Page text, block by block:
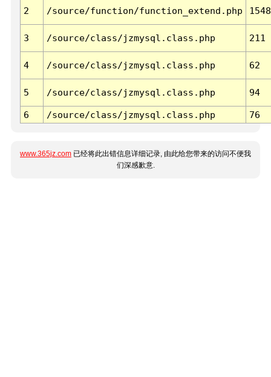
2 /source/function/function_extend.php 1548
3 /source/class/jzmysql.class.php 211
4 /source/class/jzmysql.class.php 62
5 /source/class/jzmysql.class.php 94
6 /source/class/jzmysql.class.php 76
www.365jz.com 已经将此出错信息详细记录, 由此给您带来的访问不便我
们深感歉意.